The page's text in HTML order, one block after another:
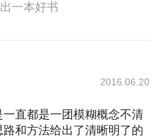
一本好书
2016.06.20
直都是一团模糊概念不清
和方法给出了清晰明了的